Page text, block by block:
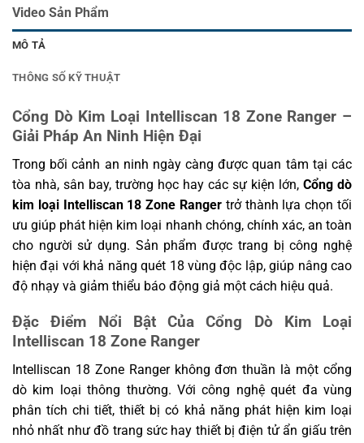
Video Sản Phẩm
MÔ TẢ
THÔNG SỐ KỸ THUẬT
Cổng Dò Kim Loại Intelliscan 18 Zone Ranger –
Giải Pháp An Ninh Hiện Đại
Trong bối cảnh an ninh ngày càng được quan tâm tại các
tòa nhà, sân bay, trường học hay các sự kiện lớn, Cổng dò
kim loại Intelliscan 18 Zone Ranger trở thành lựa chọn tối
ưu giúp phát hiện kim loại nhanh chóng, chính xác, an toàn
cho người sử dụng. Sản phẩm được trang bị công nghệ
hiện đại với khả năng quét 18 vùng độc lập, giúp nâng cao
độ nhạy và giảm thiểu báo động giả một cách hiệu quả.
Đặc Điểm Nổi Bật Của Cổng Dò Kim Loại
Intelliscan 18 Zone Ranger
Intelliscan 18 Zone Ranger không đơn thuần là một cổng
dò kim loại thông thường. Với công nghệ quét đa vùng
phân tích chi tiết, thiết bị có khả năng phát hiện kim loại
nhỏ nhất như đồ trang sức hay thiết bị điện tử ẩn giấu trên